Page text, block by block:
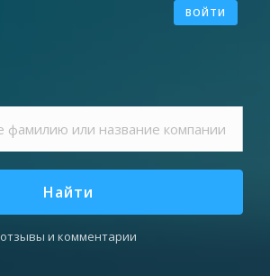
ВОЙТИ
Найти
отзывы и комментарии